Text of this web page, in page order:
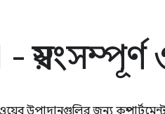
উপাদানগুলির জন্য